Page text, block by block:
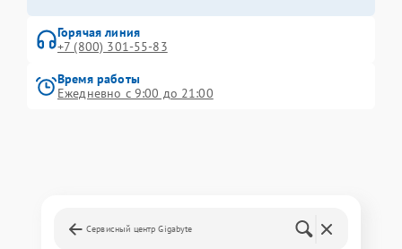
Горячая линия
+7 (800) 301-55-83
Время работы
Ежедневно с 9:00 до 21:00
Сервисный центр Gigabyte